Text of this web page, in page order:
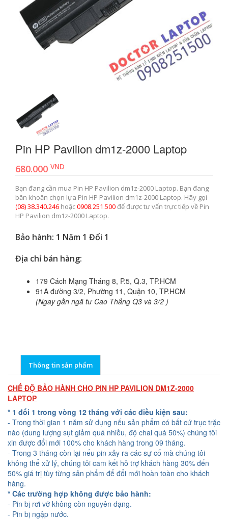
Pin HP Pavilion dm1z-2000 Laptop
680.000 VND
Bạn đang cần mua Pin HP Pavilion dm1z-2000 Laptop. Bạn đang
băn khoăn chọn lựa Pin HP Pavilion dm1z-2000 Laptop. Hãy gọi
(08) 38.340.246 hoặc0908.251.500để được tư vấn trực tiếp về Pin
HP Pavilion dm1z-2000 Laptop.
Bảo hành: 1 Năm 1 Đổi 1
Địa chỉ bán hàng:
179 Cách Mạng Tháng 8, P.5, Q.3, TP.HCM
91A đường 3/2, Phường 11, Quận 10, TP.HCM
(Ngay gần ngã tư Cao Thắng Q3 và 3/2 )
Thông tin sản phẩm
CHẾ ĐỘ BẢO HÀNH CHO PIN HP PAVILION DM1Z-2000
LAPTOP
* 1 đổi 1 trong vòng 12 tháng với các điều kiện sau:
- Trong thời gian 1 năm sử dụng nếu sản phẩm có bất cứ trục trặc
nào (dung lượng sụt giảm quá nhiều, độ chai quá 50%) chúng tôi
xin được đổi mới 100% cho khách hàng trong 09 tháng.
- Trong 3 tháng còn lại nếu pin xảy ra các sự cố mà chúng tôi
không thể xử lý, chúng tôi cam kết hỗ trợ khách hàng 30% đến
50% giá trị tùy từng sản phẩm để đổi mới hoàn toàn cho khách
hàng.
* Các trường hợp không được bảo hành:
- Pin bị rơi vỡ không còn nguyên dạng.
- Pin bị ngập nước.